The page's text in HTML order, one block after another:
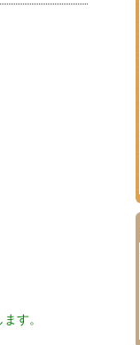
す。